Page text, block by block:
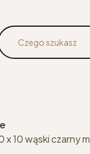
x 10 wąski czarny